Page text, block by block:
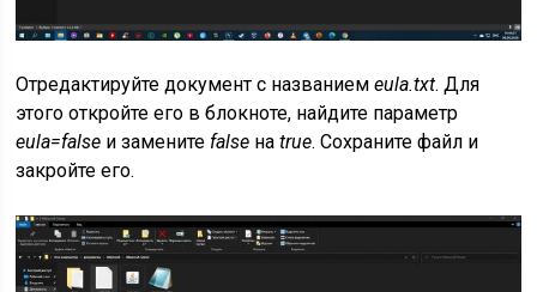
Отредактируйте документ с названиемeula.txt. Для
этого откройте его в блокноте, найдите параметр
eula=false и замените false наtrue. Сохраните файл и
закройте его.